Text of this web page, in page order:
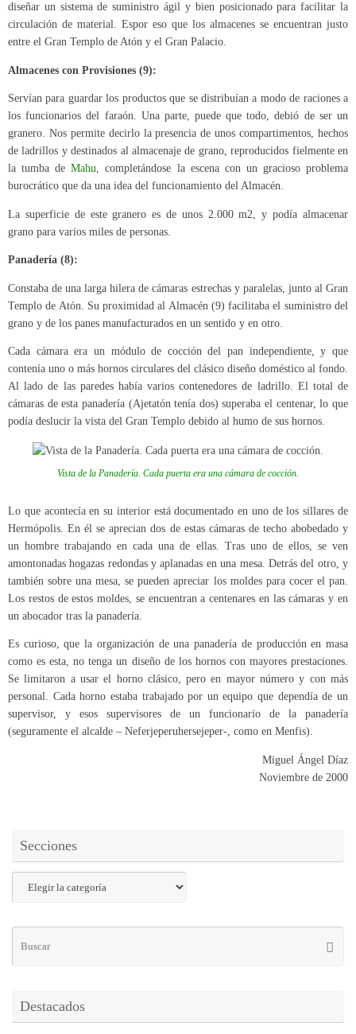
diseñar un sistema de suministro ágil y bien posicionado para facilitar la
circulación de material. Espor eso que los almacenes se encuentran justo
entre el Gran Templo de Atón y el Gran Palacio.
Almacenes con Provisiones (9):
Servían para guardar los productos que se distribuían a modo de raciones a
los funcionarios del faraón. Una parte, puede que todo, debió de ser un
granero. Nos permite decirlo la presencia de unos compartimentos, hechos
de ladrillos y destinados al almacenaje de grano, reproducidos fielmente en
la tumba deMahu, completándose la escena con un gracioso problema
burocrático que da una idea del funcionamiento del Almacén.
La superficie de este granero es de unos 2.000 m2, y podía almacenar
grano para varios miles de personas.
Panadería (8):
Constaba de una larga hilera de cámaras estrechas y paralelas, junto al Gran
Templo de Atón. Su proximidad al Almacén (9) facilitaba el suministro del
grano y de los panes manufacturados en un sentido y en otro.
Cada cámara era un módulo de cocción del pan independiente, y que
contenía uno o más hornos circulares del clásico diseño doméstico al fondo.
Al lado de las paredes había varios contenedores de ladrillo. El total de
cámaras de esta panadería (Ajetatón tenía dos) superaba el centenar, lo que
podía deslucir la vista del Gran Templo debido al humo de sus hornos.
Vista de la Panadería. Cada puerta era una cámara de cocción.
Lo que acontecía en su interior está documentado en uno de los sillares de
Hermópolis. En él se aprecian dos de estas cámaras de techo abobedado y
un hombre trabajando en cada una de ellas. Tras uno de ellos, se ven
amontonadas hogazas redondas y aplanadas en una mesa. Detrás del otro, y
también sobre una mesa, se pueden apreciar los moldes para cocer el pan.
Los restos de estos moldes, se encuentran a centenares en las cámaras y en
un abocador tras la panadería.
Es curioso, que la organización de una panadería de producción en masa
como es esta, no tenga un diseño de los hornos con mayores prestaciones.
Se limitaron a usar el horno clásico, pero en mayor número y con más
personal. Cada horno estaba trabajado por un equipo que dependía de un
supervisor, y esos supervisores de un funcionario de la panadería
(seguramente el alcalde – Neferjeperuhersejeper-, como en Menfis).
Miguel Ángel Díaz
Noviembre de 2000
Secciones
Destacados